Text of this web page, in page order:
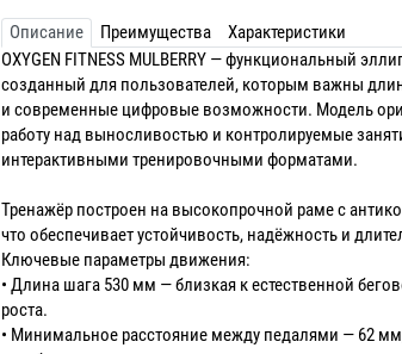
Описание Преимущества
Характеристики
OXYGEN FITNESS MULBERRY — функциональный
созданный для пользователей, которым важны
и современные цифровые возможности. Модель
работу над выносливостью и контролируемые
интерактивными тренировочными форматами.
Тренажёр построен на высокопрочной раме с
что обеспечивает устойчивость, надёжность и
Ключевые параметры движения:
• Длина шага 530 мм — близкая к естественной
роста.
• Минимальное расстояние между педалями — 62